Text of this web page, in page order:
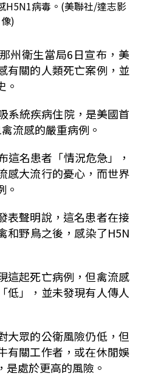
H5N1病毒。(美聯社/達志影
像)
州衛生當局6日宣布，美
有關的人類死亡案例，並
。
系統疾病住院，是美國首
流感的嚴重病例。
這名患者「情況危急」，
感大流行的憂心，而世界
。
表聲明說，這名患者在接
和野鳥之後，感染了H5N
這起死亡病例，但禽流感
低」，並未發現有人傳人
大眾的公衛風險仍低，但
有關工作者，或在休閒娛
處於更高的風險。